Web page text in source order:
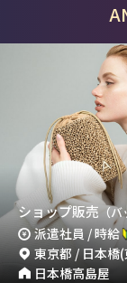
ショップ販売 （
派遣社員 / 時給
東京都 / 日本橋
日本橋高島屋